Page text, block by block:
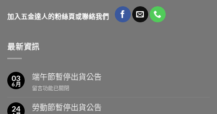
加入五金達人的粉絲頁或聯絡我們
最新資訊
03
6 月
端午節暫停出貨公告
在
午
節
留言功能已關閉
24 勞動節暫停出貨公告